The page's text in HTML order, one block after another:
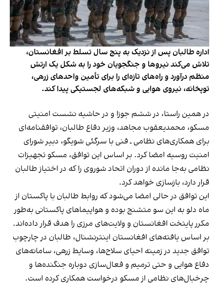
اداره طالبان پس از نزدیک به پنج سال تسلط بر افغانستان،
تلاش می‌کند نیروها و جنگجویان خود را به شکل یک ارتش
منظم درآورد و راه‌های تازه‌ای را برای تأمین واحدهای زرهی،
توپخانه، نیروی هوایی و شبکه‌های لجستیکی پیدا کند.
در همین راستا، در ششم جوزا و در حاشیه نشست امنیتی
مسکو، محمدیعقوب مجاهد، وزیر دفاع طالبان، توافقنامه‌ای
برای همکاری‌های نظامی ـ فنی با سرگئی شویگو، دبیر شورای
امنیت روسیه امضا کرد. بر اساس این توافق، مسکو تجهیزات
نظامی به‌جا مانده از دوران اتحاد شوروی را که در اختیاز طالبان
قرار دارد، بازسازی خواهد کرد.
این توافق در حالی امضا می‌شود که روابط طالبان با پاکستان از
ماه دلو به این سو متشنج بوده و هواپیماهای پاکستانی به‌طور
مکرر پایتخت افغانستان و ولایت‌های مرزی را هدف قرار داده‌اند.
بر اساس یافته‌های افغانستان اینترنشنال، طالبان در چارچوب
توافق جدید در زمینه احیای سلاح‌ها، وسایط زرهی، سامانه‌های
دفاع هوایی و حتی ترمیم و فعال‌سازی دوباره جنگنده‌ها و
چرخبال‌های نظامی از مسکو درخواست همکاری کرده است.